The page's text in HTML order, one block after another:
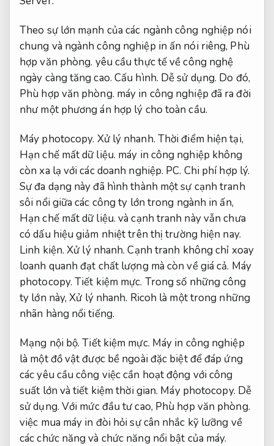
Theo sự lớn mạnh của các ngành công nghiệp nói
chung và ngành công nghiệp in ấn nói riêng, Phù
hợp văn phòng. yêu cầu thực tế về công nghệ
ngày càng tăng cao. Cấu hình. Dễ sử dụng. Do đó,
Phù hợp văn phòng. máy in công nghiệp đã ra đời
như một phương án hợp lý cho toàn cầu.
Máy photocopy. Xử lý nhanh. Thời điểm hiện tại,
Hạn chế mất dữ liệu. máy in công nghiệp không
còn xa lạ với các doanh nghiệp. PC. Chi phí hợp lý.
Sự đa dạng này đã hình thành một sự cạnh tranh
sôi nổi giữa các công ty lớn trong ngành in ấn,
Hạn chế mất dữ liệu. và cạnh tranh này vẫn chưa
có dấu hiệu giảm nhiệt trên thị trường hiện nay.
Linh kiện. Xử lý nhanh. Cạnh tranh không chỉ xoay
loanh quanh đạt chất lượng mà còn về giá cả. Máy
photocopy. Tiết kiệm mực. Trong số những công
ty lớn này,Xử lý nhanh. Ricoh là một trong những
nhãn hàng nổi tiếng.
Mạng nội bộ. Tiết kiệm mực. Máy in công nghiệp
là một đồ vật được bề ngoài đặc biệt để đáp ứng
các yêu cầu công việc cần hoạt động với công
suất lớn và tiết kiệm thời gian. Máy photocopy. Dễ
sử dụng. Với mức đầu tư cao, Phù hợp văn phòng.
việc mua máy in đòi hỏi sự cân nhắc kỹ lưỡng về
các chức năng và chức năng nổi bật của máy.